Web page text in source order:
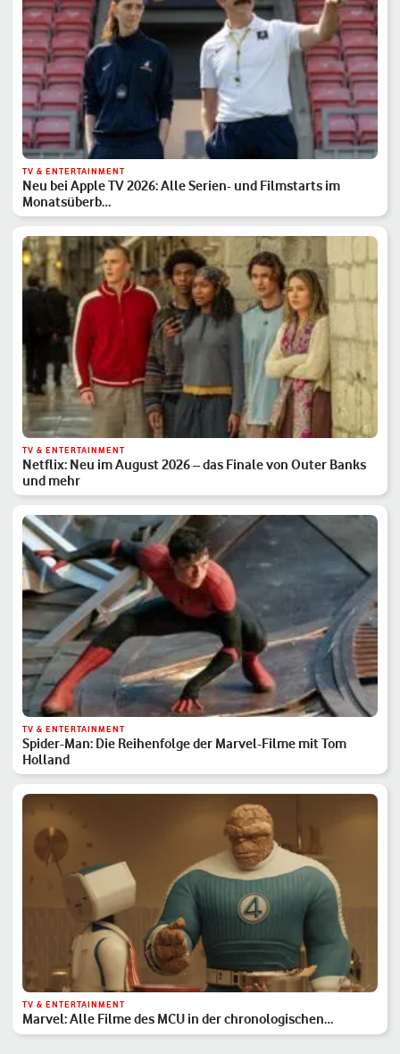
TV & ENTERTAINMENT
Neu bei Apple TV 2026: Alle Serien- und Filmstarts im
Monatsüberb…
TV & ENTERTAINMENT
Netflix: Neu im August 2026 – das Finale von Outer Banks
und mehr
TV & ENTERTAINMENT
Spider-Man: Die Reihenfolge der Marvel-Filme mit Tom
Holland
TV & ENTERTAINMENT
Marvel: Alle Filme des MCU in der chronologischen
Reihenfolge